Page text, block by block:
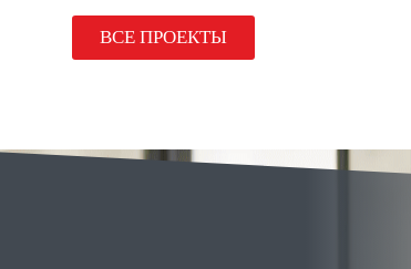
ВСЕ ПРОЕКТЫ